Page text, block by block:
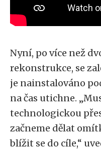
Nyní, po více než
rekonstrukce, se
je nainstalováno
na čas utichne.
technologickou
začneme dělat
blížit se do cíle,“